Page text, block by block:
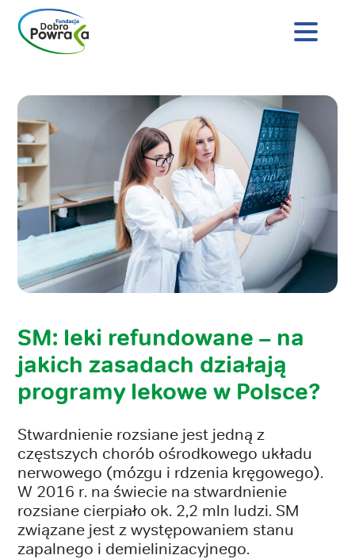
Nagłówek
główna
SM: leki refundowane – na
jakich zasadach działają
programy lekowe w Polsce?
Stwardnienie rozsiane jest jedną z
częstszych chorób ośrodkowego układu
nerwowego (mózgu i rdzenia kręgowego).
W 2016 r. na świecie na stwardnienie
rozsiane cierpiało ok. 2,2 mln ludzi. SM
związane jest z występowaniem stanu
zapalnego i demielinizacyjnego.